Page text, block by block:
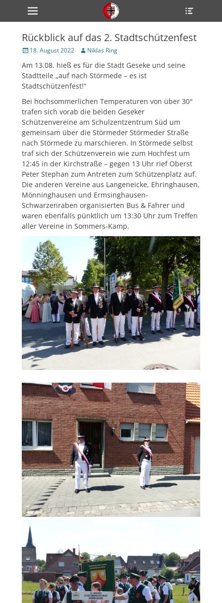
zum
Inhalt
Primärmenü
Rückblick auf das 2. Stadtschützenfest
Veröffentlicht
18. August 2022 Author
Niklas Ring
Am 13.08. hieß es für die Stadt Geseke und seine
Stadtteile „auf nach Störmede – es ist
Stadtschützenfest!“
Bei hochsommerlichen Temperaturen von über 30°
trafen sich vorab die beiden Geseker
Schützenvereine am Schulzentzentrum Süd um
gemeinsam über die Störmeder Störmeder Straße
nach Störmede zu marschieren. In Störmede selbst
traf sich der Schützenverein wie zum Hochfest um
12:45 in der Kirchstraße – gegen 13 Uhr rief Oberst
Peter Stephan zum Antreten zum Schützenplatz auf.
Die anderen Vereine aus Langeneicke, Ehringhausen,
Mönninghausen und Ermsinghausen-
Schwarzenraben organisierten Bus & Fahrer und
waren ebenfalls pünktlich um 13:30 Uhr zum Treffen
aller Vereine in Sommers-Kamp.